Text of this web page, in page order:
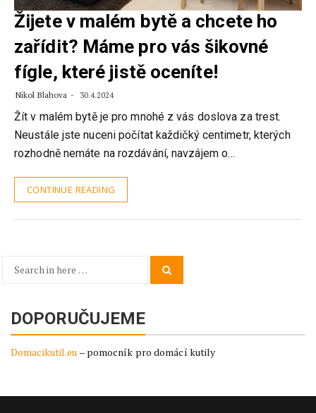
Žijete v malém bytě a chcete ho
zařídit? Máme pro vás šikovné
fígle, které jistě oceníte!
Nikol Blahova 30.4.2024
Žít v malém bytě je pro mnohé z vás doslova za trest.
Neustále jste nuceni počítat každičký centimetr, kterých
rozhodně nemáte na rozdávání, navzájem o…
CONTINUE READING
Search
DOPORUČUJEME
Domacikutil.eu – pomocník pro domácí kutily